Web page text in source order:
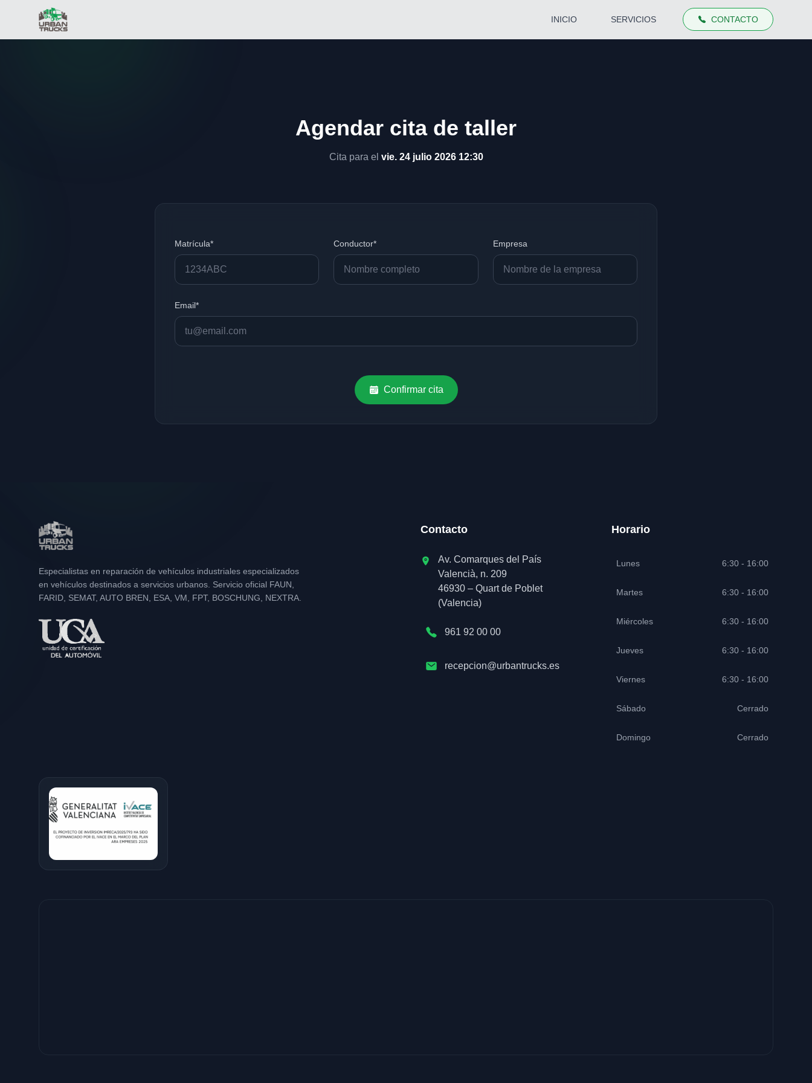
INICIO SERVICIOS CONTACTO
Agendar cita de taller
Cita para el vie. 24 julio 2026 12:30
Matrícula* Conductor* Empresa
Email*
Confirmar cita
Especialistas en reparación de vehículos industriales especializados
en vehículos destinados a servicios urbanos. Servicio oficial FAUN,
FARID, SEMAT, AUTO BREN, ESA, VM, FPT, BOSCHUNG, NEXTRA.
Contacto
Av. Comarques del País
Valencià, n. 209
46930 – Quart de Poblet
(Valencia)
961 92 00 00
recepcion@urbantrucks.es
Horario
Lunes 6:30 - 16:00
Martes 6:30 - 16:00
Miércoles 6:30 - 16:00
Jueves 6:30 - 16:00
Viernes 6:30 - 16:00
Sábado Cerrado
Domingo Cerrado